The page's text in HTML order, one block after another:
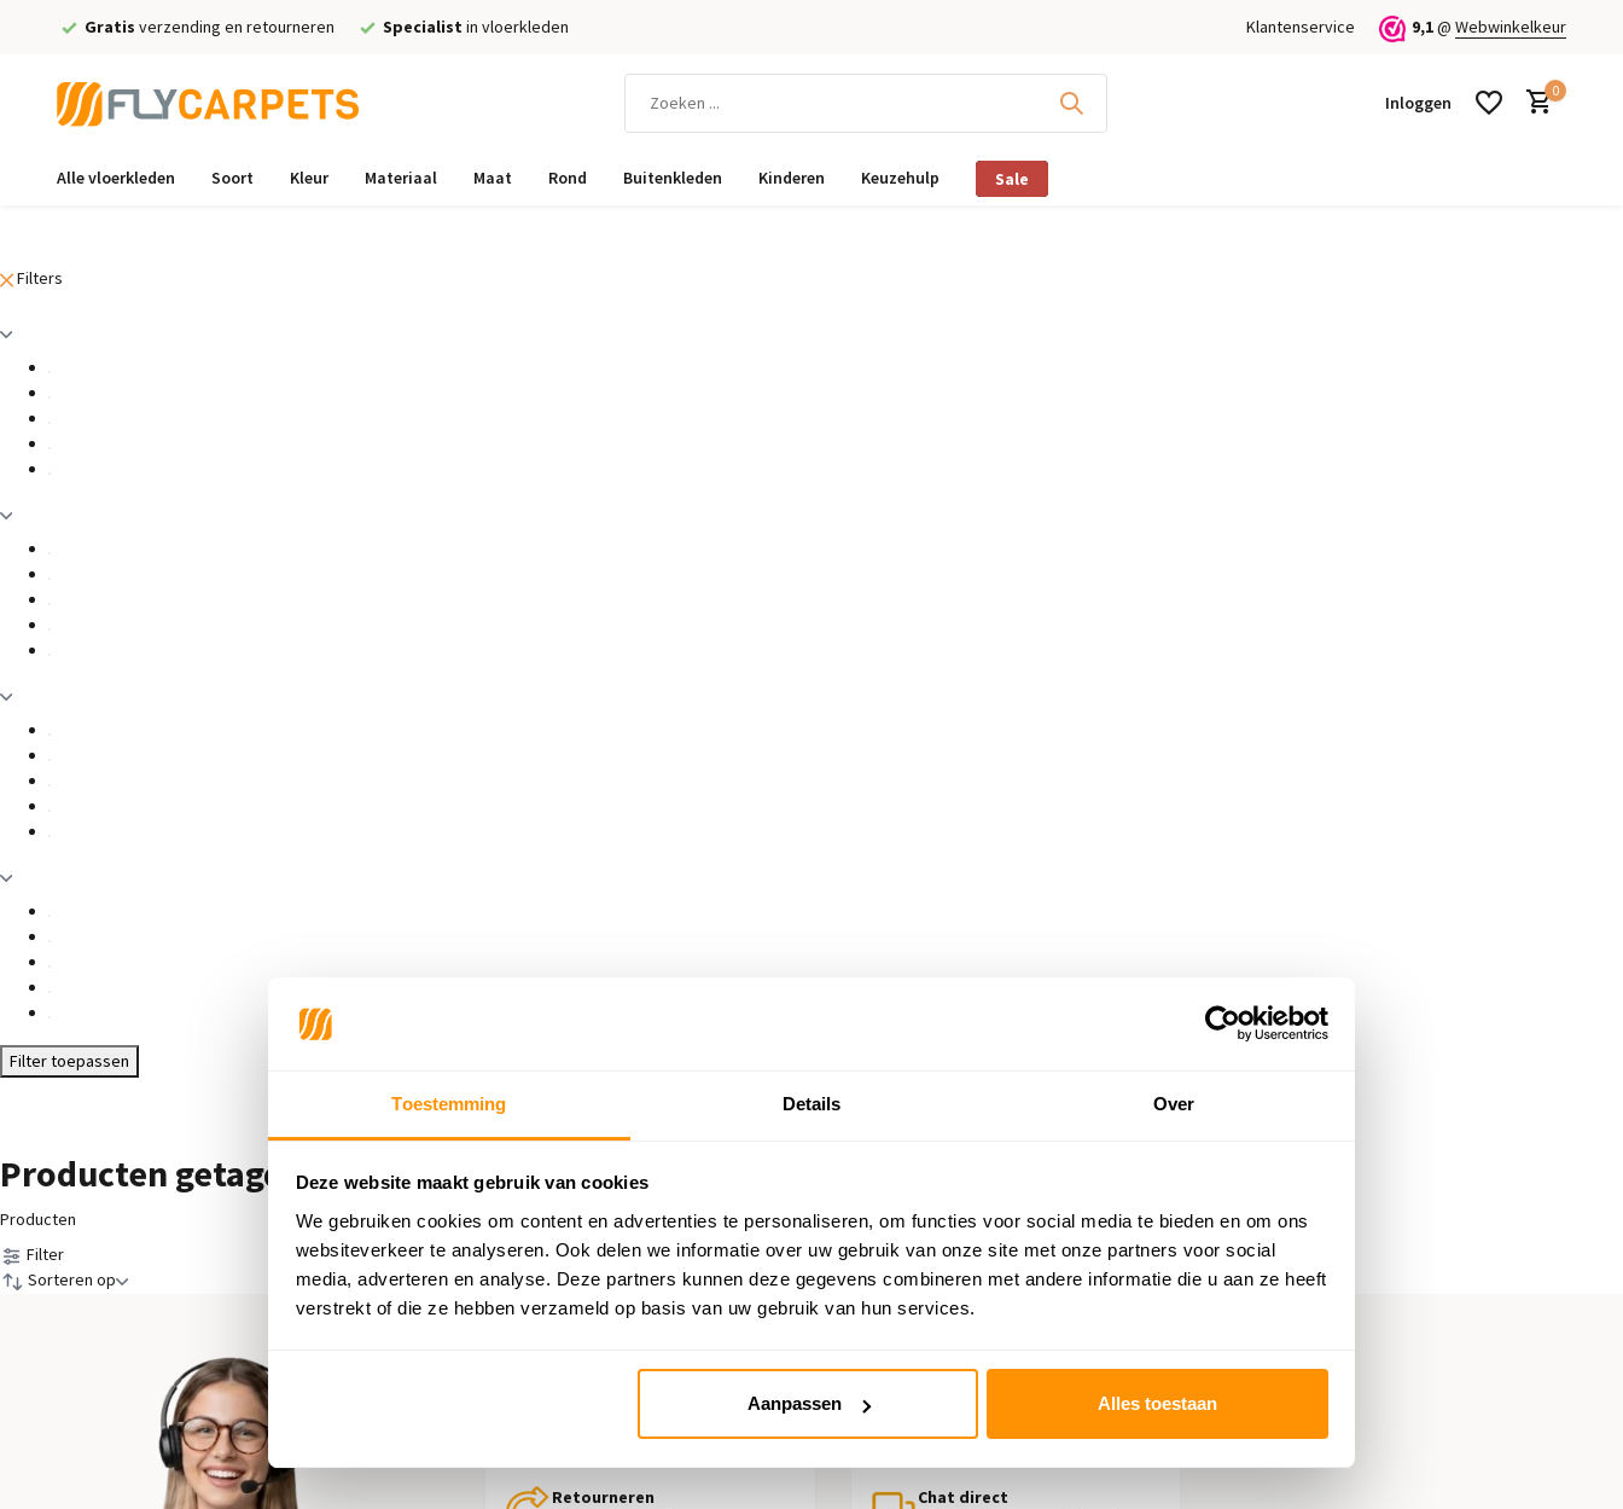
Toestemming Details Over
Deze website maakt gebruik van cookies
We gebruiken cookies om content en advertenties te personaliseren, om functies voor social media te bieden en om ons
websiteverkeer te analyseren. Ook delen we informatie over uw gebruik van onze site met onze partners voor social
media, adverteren en analyse. Deze partners kunnen deze gegevens combineren met andere informatie die u aan ze heeft
verstrekt of die ze hebben verzameld op basis van uw gebruik van hun services.
Aanpassen Alles toestaan
Gratis verzending en retourneren Specialist in vloerkleden Klantenservice 9,1@ Webwinkelkeur
Inloggen
0
Alle vloerkleden Soort Kleur Materiaal Maat Rond Buitenkleden Kinderen Keuzehulp Sale
Filters
Filter toepassen
Producten getagd met SPEC:Magna
Producten
Filter
Sorteren op
Hulp nodig?
Retourneren
Chat direct